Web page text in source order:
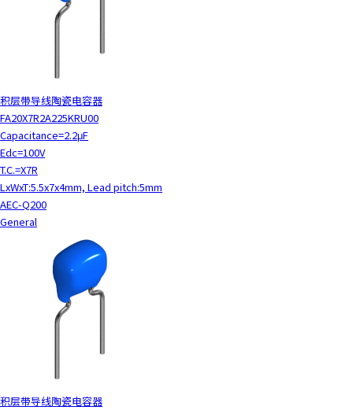
积层带导线陶瓷电容器
FA20X7R2A225KRU00
Capacitance=2.2μF
Edc=100V
T.C.=X7R
LxWxT:5.5x7x4mm, Lead pitch:5mm
AEC-Q200
General
积层带导线陶瓷电容器